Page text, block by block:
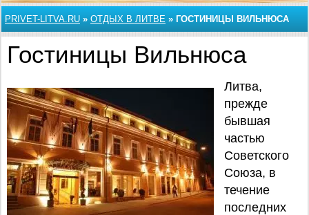
PRIVET-LITVA.RU » ОТДЫХ В ЛИТВЕ » ГОСТИНИЦЫ ВИЛЬНЮСА
Гостиницы Вильнюса
Литва,
прежде
бывшая
частью
Советского
Союза, в
течение
последних